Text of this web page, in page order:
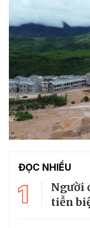
ĐỌC NHIỀU
1
Người
tiễn